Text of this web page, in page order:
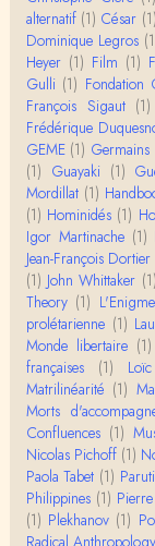
Yves
En
tu
Claude
« Nous
re
oi…
Encore
emble
aute. ;-)
Damian
Merci
es
Yves
der :
alternatif (1) César (1)
Dominique Legros
Heyer (1) Film (1)
Gulli (1) Fondation
François Sigaut (1)
Frédérique
GEME (1) Germains
(1) Guayaki (1)
Mordillat (1)
(1) Hominidés (1)
Igor Martinache (1)
Jean-François Dortier
(1) John Whittaker (1)
Theory (1)
prolétarienne (1)
Monde libertaire (1)
françaises
(1)
Matrilinéarité (1)
Morts
Confluences (1)
Nicolas Pichoff (1)
Paola Tabet (1)
Philippines (1)
(1) Plekhanov (1)
Radical